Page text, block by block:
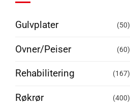
Gulvplater (50)
Ovner/Peiser (60)
Rehabilitering (167)
Røkrør (400)